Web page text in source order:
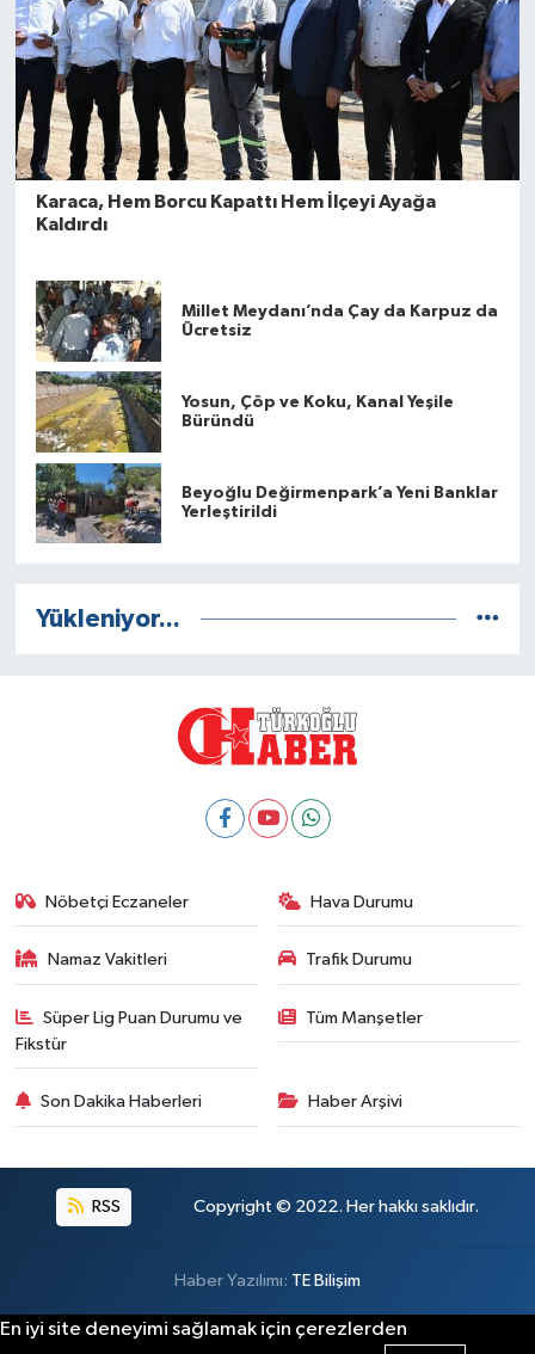
Karaca, Hem Borcu Kapattı Hem İlçeyi Ayağa
Kaldırdı
Millet Meydanı’nda Çay da Karpuz da
Ücretsiz
Yosun, Çöp ve Koku, Kanal Yeşile
Büründü
Beyoğlu Değirmenpark’a Yeni Banklar
Yerleştirildi
Yükleniyor...
Nöbetçi Eczaneler Hava Durumu
Namaz Vakitleri Trafik Durumu
Süper Lig Puan Durumu ve
Fikstür
Tüm Manşetler
Son Dakika Haberleri Haber Arşivi
RSS Copyright © 2022. Her hakkı saklıdır.
Haber Yazılımı: TE Bilişim
En iyi site deneyimi sağlamak için çerezlerden